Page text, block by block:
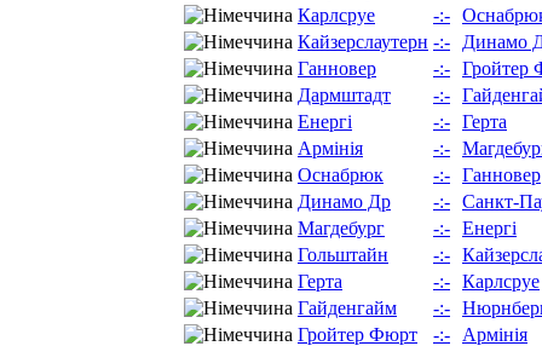
Карлсруе
-:-
Кайзерслаутерн -:-
Динамо
Ганновер
-:- Гройтер
Дармштадт
-:-
Енергі
-:- Герта
Армінія
-:-
Оснабрюк
-:- Ганновер
Динамо Др
-:- Санкт-
Магдебург
-:- Енергі
Гольштайн
-:-
Герта
-:- Карлсруе
Гайденгайм
-:-
Гройтер Фюрт
-:-
Армінія